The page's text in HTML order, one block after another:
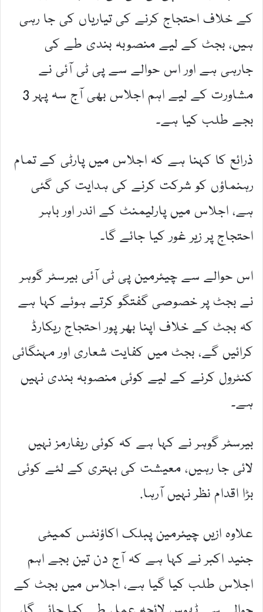
کے خلاف احتجاج کرنے کی تیاریاں کی جا رہی
ہیں، بجٹ کے لیے منصوبہ بندی طے کی
جارہی ہے اور اس حوالے سے پی ٹی آئی نے
مشاورت کے لیے اہم اجلاس بھی آج سہ پہر 3
بجے طلب کیا ہے۔
ذرائع کا کہنا ہے کہ اجلاس میں پارٹی کے تمام
رہنماؤں کو شرکت کرنے کی ہدایت کی گئی
ہے، اجلاس میں پارلیمنٹ کے اندر اور باہر
احتجاج پر زیر غور کیا جائے گا۔
اس حوالے سے چیئرمین پی ٹی آئی بیرسٹر گوہر
نے بجٹ پر خصوصی گفتگو کرتے ہوئے کہا ہے
کہ بجٹ کے خلاف اپنا بھر پور احتجاج ریکارڈ
کرائیں گے، بجٹ میں کفایت شعاری اور مہنگائی
کنٹرول کرنے کے لیے کوئی منصوبہ بندی نہیں
ہے۔
بیرسٹر گوہر نے کہا ہے کہ کوئی ریفارمز نہیں
لائی جا رہیں، معیشت کی بہتری کے لئے کوئی
بڑا اقدام نظر نہیں آرہا.
علاوہ ازیں چیئرمین پبلک اکاؤنٹس کمیٹی
جنید اکبر نے کہا ہے کہ آج دن تین بجے اہم
اجلاس طلب کیا گیا ہے، اجلاس میں بجٹ کے